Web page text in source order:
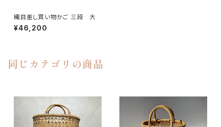
縄目差し買い物かご 三段 大
¥46,200
同じカテゴリの商品